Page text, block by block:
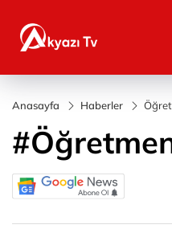
Anasayfa Haberler